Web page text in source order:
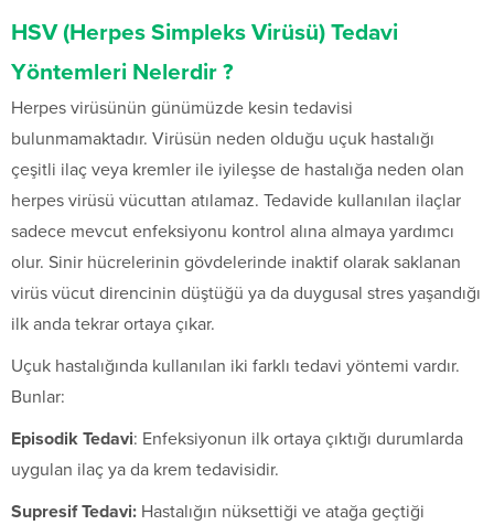
HSV (Herpes Simpleks Virüsü) Tedavi
Yöntemleri Nelerdir ?
Herpes virüsünün günümüzde kesin tedavisi
bulunmamaktadır. Virüsün neden olduğu uçuk hastalığı
çeşitli ilaç veya kremler ile iyileşse de hastalığa neden olan
herpes virüsü vücuttan atılamaz. Tedavide kullanılan ilaçlar
sadece mevcut enfeksiyonu kontrol alına almaya yardımcı
olur. Sinir hücrelerinin gövdelerinde inaktif olarak saklanan
virüs vücut direncinin düştüğü ya da duygusal stres yaşandığı
ilk anda tekrar ortaya çıkar.
Uçuk hastalığında kullanılan iki farklı tedavi yöntemi vardır.
Bunlar:
Episodik Tedavi: Enfeksiyonun ilk ortaya çıktığı durumlarda
uygulan ilaç ya da krem tedavisidir.
Supresif Tedavi: Hastalığın nüksettiği ve atağa geçtiği